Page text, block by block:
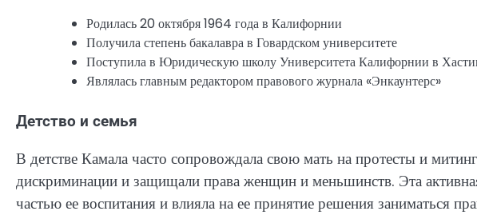
Родилась 20 октября 1964 года в Калифорнии
Получила степень бакалавра в Говардском университете
Поступила в Юридическую школу Университета Калифорнии в
Являлась главным редактором правового журнала «Энкаунтерс»
Детство и семья
В детстве Камала часто сопровождала свою мать на протесты и
дискриминации и защищали права женщин и меньшинств. Эта
частью ее воспитания и влияла на ее принятие решения заниматься